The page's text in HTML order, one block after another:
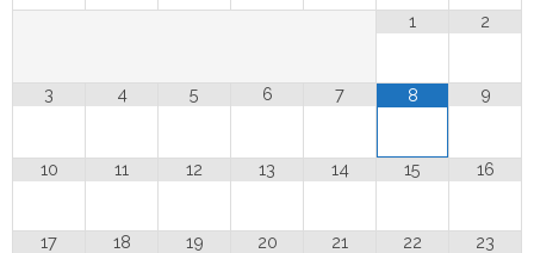
1
2
3 4 5 6 7 8 9
10 11 12 13 14 15 16
17 18 19 20 21 22 23